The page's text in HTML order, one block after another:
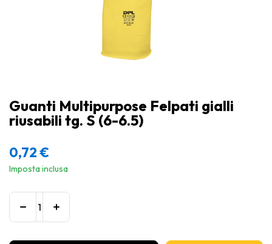
Guanti Multipurpose Felpati gialli
riusabili tg. S (6-6.5)
0,72€
Imposta inclusa